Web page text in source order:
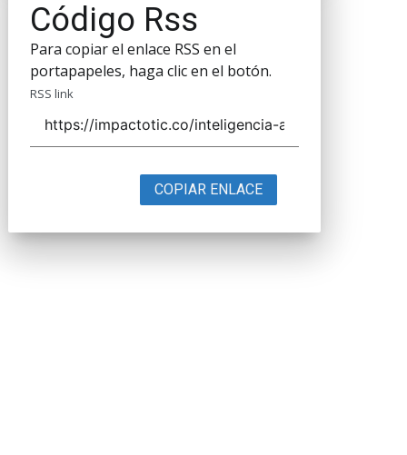
Código Rss
Para copiar el enlace RSS en el
portapapeles, haga clic en el botón.
RSS link
COPIAR ENLACE